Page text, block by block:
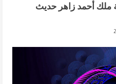
أحمد زاهر حديث